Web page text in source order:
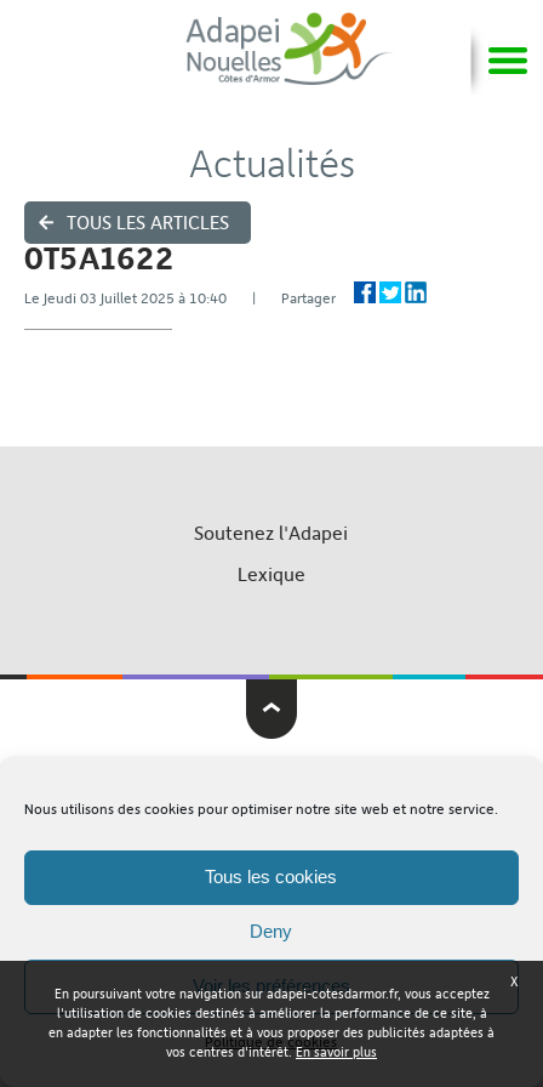
Nous utilisons des cookies pour optimiser notre site web et notre service.
Tous les cookies
Deny
Voir les préférences
Politique de cookies
TOUS LES ARTICLES
Actualités
0T5A1622
Le Jeudi 03 Juillet 2025 à 10:40 | Partager
Soutenez l'Adapei
Lexique
X
En poursuivant votre navigation sur adapei-cotesdarmor.fr, vous acceptez
l'utilisation de cookies destinés à améliorer la performance de ce site, à
en adapter les fonctionnalités et à vous proposer des publicités adaptées à
vos centres d'intérêt.En savoir plus